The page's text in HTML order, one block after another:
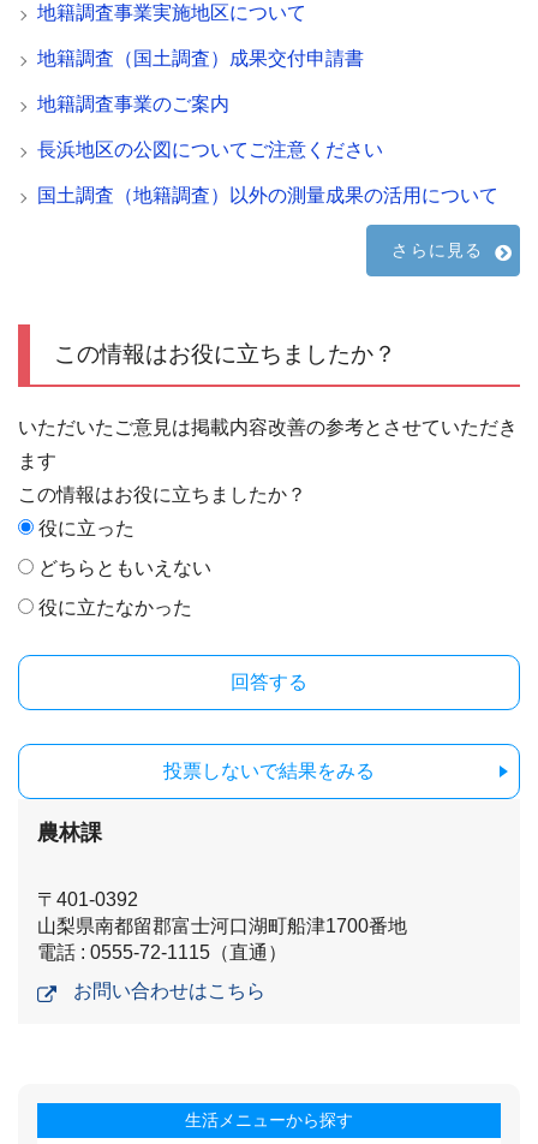
地籍調査事業実施地区について
地籍調査（国土調査）成果交付申請書
地籍調査事業のご案内
長浜地区の公図についてご注意ください
国土調査（地籍調査）以外の測量成果の活用について
さらに見る
この情報はお役に立ちましたか？
いただいたご意見は掲載内容改善の参考とさせていただき
ます
この情報はお役に立ちましたか？
役に立った
どちらともいえない
役に立たなかった
投票しないで結果をみる
農林課
〒401-0392
山梨県南都留郡富士河口湖町船津1700番地
電話 : 0555-72-1115（直通）
お問い合わせはこちら
生活メニューから探す